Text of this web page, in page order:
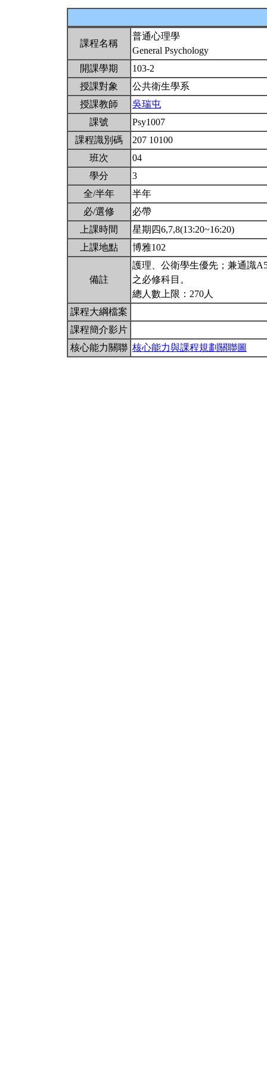
課程名稱
普通心理學
General Psychology
開課學期
103-2
授課對象
公共衛生學系
授課教師
吳瑞屯
課號
Psy1007
課程識別碼
207 10100
班次
04
學分
3
全/半年
半年
必/選修
必帶
上課時間
星期四6,7,8(13:20~16:20)
上課地點
博雅102
備註
護理、公衛學生優先；兼通識
之必修科目。
總人數上限：270人
課程大綱檔案
課程簡介影片
核心能力關聯 核心能力與課程規劃關聯圖